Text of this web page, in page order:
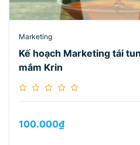
Marketing
Kế hoạch Marketing tái
mắm Krin
100.000₫